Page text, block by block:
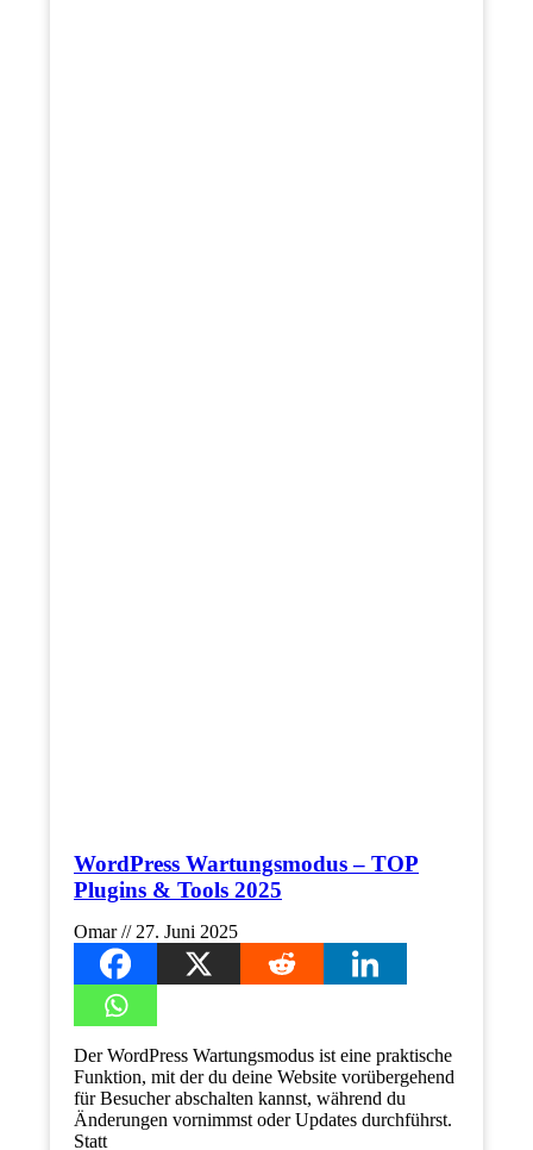
WordPress Wartungsmodus – TOP
Plugins & Tools 2025
Omar 27. Juni 2025
Der WordPress Wartungsmodus ist eine praktische
Funktion, mit der du deine Website vorübergehend
für Besucher abschalten kannst, während du
Änderungen vornimmst oder Updates durchführst.
Statt